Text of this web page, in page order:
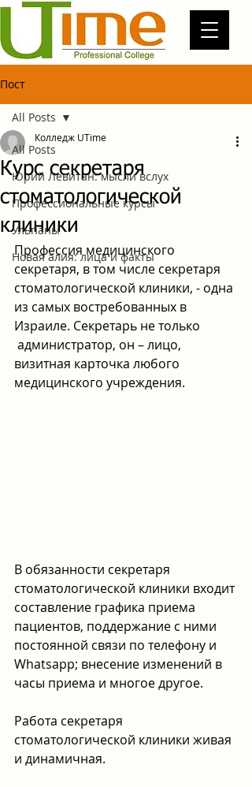
Пост
All Posts
Юрий Левитан: мысли вслух
Профессиональные курсы
Ульпаны
Новая алия: лица и факты
All Posts
Курс секретаря
стоматологической
клиники
Колледж UTime
Профессия медицинского
секретаря, в том числе секретаря
стоматологической клиники, - одна
из самых востребованных в
Израиле. Секретарь не только
администратор, он – лицо,
визитная карточка любого
медицинского учреждения.
В обязанности секретаря
стоматологической клиники входит
составление графика приема
пациентов, поддержание с ними
постоянной связи по телефону и
Whatsapp; внесение изменений в
часы приема и многое другое.
Работа секретаря
стоматологической клиники живая
и динамичная.